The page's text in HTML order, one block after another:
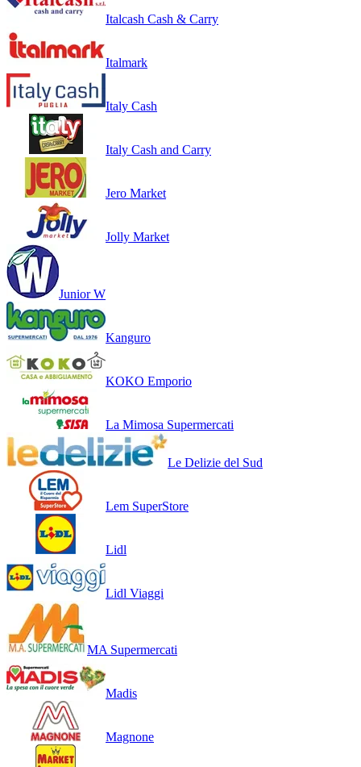
Italcash Cash & Carry
Italmark
Italy Cash
Italy Cash and Carry
Jero Market
Jolly Market
Junior W
Kanguro
KOKO Emporio
La Mimosa Supermercati
Le Delizie del Sud
Lem SuperStore
Lidl
Lidl Viaggi
MA Supermercati
Madis
Magnone